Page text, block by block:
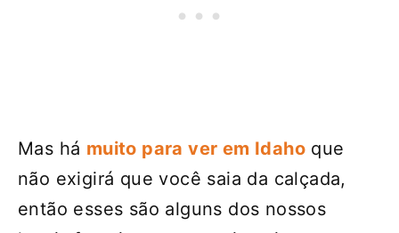
Mas há muito para ver em Idaho que
não exigirá que você saia da calçada,
então esses são alguns dos nossos